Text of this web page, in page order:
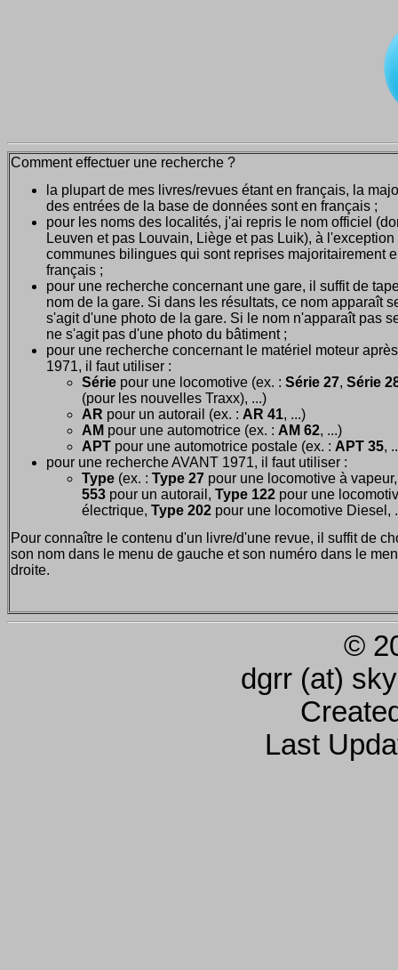
Comment effectuer une recherche ?
la plupart de mes livres/revues étant en français, la
des entrées de la base de données sont en français ;
pour les noms des localités, j'ai repris le nom officiel
Leuven et pas Louvain, Liège et pas Luik), à l'exception
communes bilingues qui sont reprises majoritairement
français ;
pour une recherche concernant une gare, il suffit de
nom de la gare. Si dans les résultats, ce nom apparaît
s'agit d'une photo de la gare. Si le nom n'apparaît pas
ne s'agit pas d'une photo du bâtiment ;
pour une recherche concernant le matériel moteur après
1971, il faut utiliser :
Série pour une locomotive (ex. : Série 27, Série
(pour les nouvelles Traxx), ...)
AR pour un autorail (ex. : AR 41, ...)
AM pour une automotrice (ex. : AM 62, ...)
APT pour une automotrice postale (ex. : APT 35,
pour une recherche AVANT 1971, il faut utiliser :
Type (ex. : Type 27 pour une locomotive à
553 pour un autorail, Type 122 pour une
électrique, Type 202 pour une locomotive Diesel,
Pour connaître le contenu d'un livre/d'une revue, il suffit de
son nom dans le menu de gauche et son numéro dans le
droite.
©
dgrr (at)
Last